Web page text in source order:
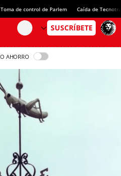
Toma de control de Parlem Caída de
AHORRO